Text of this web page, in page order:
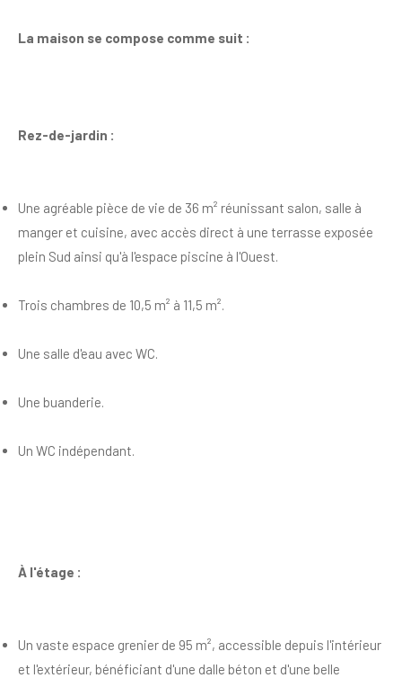
La maison se compose comme suit :
Rez-de-jardin :
Une agréable pièce de vie de 36 m² réunissant salon, salle à
manger et cuisine, avec accès direct à une terrasse exposée
plein Sud ainsi qu'à l'espace piscine à l'Ouest.
Trois chambres de 10,5 m² à 11,5 m².
Une salle d'eau avec WC.
Une buanderie.
Un WC indépendant.
À l'étage :
Un vaste espace grenier de 95 m², accessible depuis l'intérieur
et l'extérieur, bénéficiant d'une dalle béton et d'une belle